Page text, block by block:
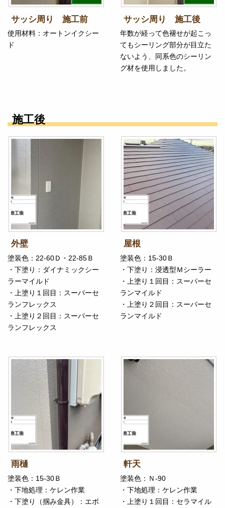
サッシ周り 施工前
使用材料：オートンイクシー
ド
サッシ周り 施工後
年数が経って色褪せが起こっ
てもシーリング部分が目立た
ないよう、同系色のシーリン
グ材を使用しました。
施工後
外壁
塗装色：22-60Ｄ・22-85Ｂ
・下塗り：ダイナミックシー
ラーマイルド
・上塗り１回目：スーパーセ
ランフレックス
・上塗り２回目：スーパーセ
ランフレックス
屋根
塗装色：15-30Ｂ
・下塗り：浸透型Ｍシーラー
・上塗り１回目：スーパーセ
ランマイルド
・上塗り２回目：スーパーセ
ランマイルド
雨樋
塗装色：15-30Ｂ
・下地処理：ケレン作業
・下塗り（掴み金具）：エポ
軒天
塗装色：Ｎ-90
・下地処理：ケレン作業
・上塗り１回目：セラマイル